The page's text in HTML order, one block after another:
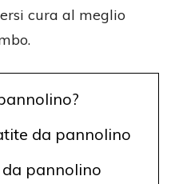
cura al meglio
da pannolino
da pannolino